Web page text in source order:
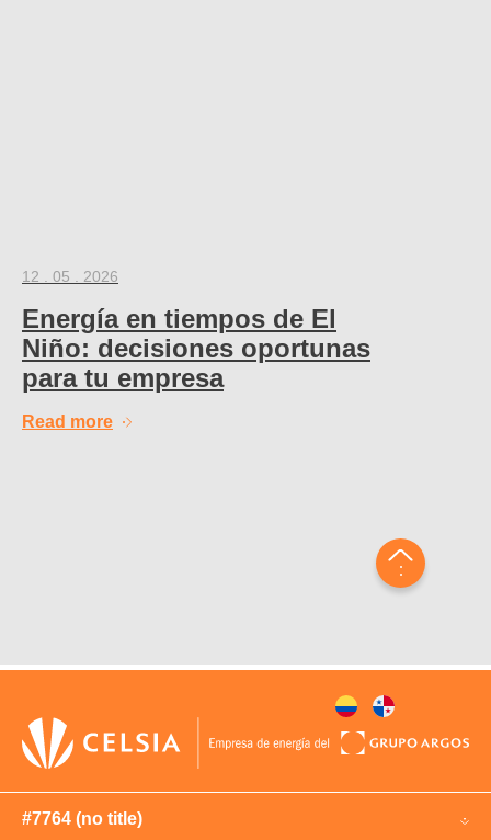
12 . 05 . 2026
Energía en tiempos de El
Niño: decisiones oportunas
para tu empresa
Read more
#7764 (no title)